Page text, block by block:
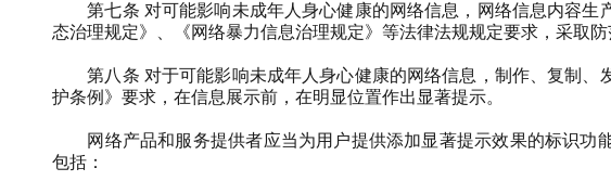
第七条 对可能影响未成年人身心健康的网络信息，网络信息内容
态治理规定》、《网络暴力信息治理规定》等法律法规规定要求，采取
第八条 对于可能影响未成年人身心健康的网络信息，制作、复制
护条例》要求，在信息展示前，在明显位置作出显著提示。
网络产品和服务提供者应当为用户提供添加显著提示效果的标识
包括：